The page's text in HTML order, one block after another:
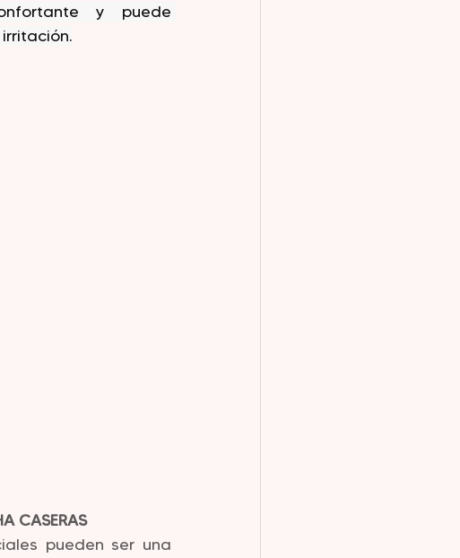
y puede
CASERAS
pueden ser una